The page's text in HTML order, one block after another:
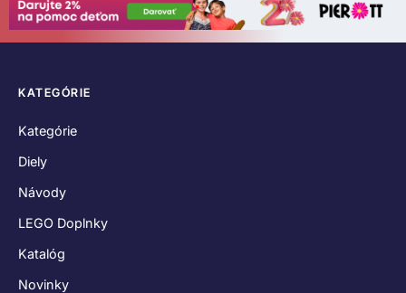
KATEGÓRIE
Kategórie
Diely
Návody
LEGO Doplnky
Katalóg
Novinky